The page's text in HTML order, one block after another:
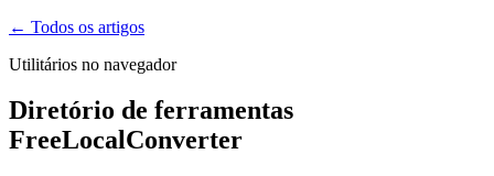
← Todos os artigos
Utilitários no navegador
Diretório de ferramentas
FreeLocalConverter